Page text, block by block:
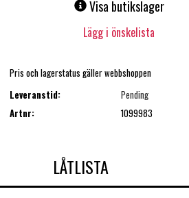
Visa butikslager
Lägg i önskelista
Pris och lagerstatus gäller webbshoppen
Leveranstid:
Pending
Artnr:
1099983
LÅTLISTA